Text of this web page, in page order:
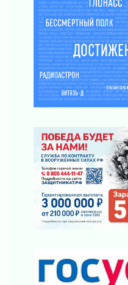
Выбрать удобный
помогут Госуслуги
05 августа 2026
Планируйте свой
05 августа 2026
Мода вне возраста
05 августа 2026
Марафон
Добровольцы
05 августа 2026
С заботой о
05 августа 2026
Лучшая из лучших
05 августа 2026
Пульс региона
ведомства и
05 августа 2026